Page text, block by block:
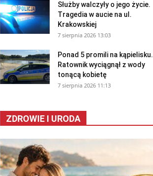
Służby walczyły o jego życie.
Tragedia w aucie na ul.
Krakowskiej
7 sierpnia 2026 13:03
Ponad 5 promili na kąpielisku.
Ratownik wyciągnął z wody
tonącą kobietę
7 sierpnia 2026 11:13
ZDROWIE I URODA